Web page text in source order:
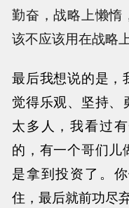
勤奋，战略上懒惰
该不应该用在战略
最后我想说的是，
觉得乐观、坚持、
太多人，我看过
的，有一个哥们儿
是拿到投资了。
住，最后就前功尽弃